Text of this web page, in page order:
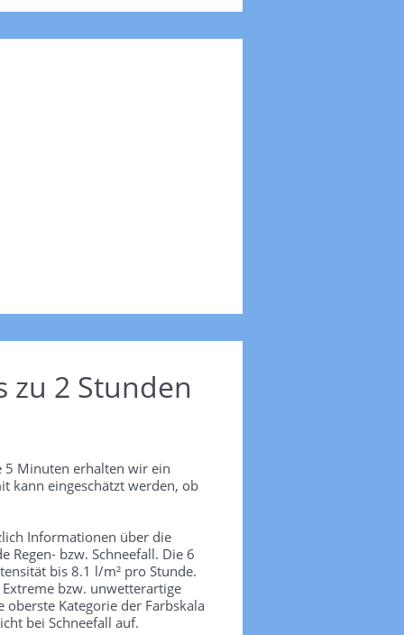
zu 2 Stunden
5 Minuten erhalten wir ein
kann eingeschätzt werden, ob
Informationen über die
Regen- bzw. Schneefall. Die 6
bis 8.1 l/m² pro Stunde.
bzw. unwetterartige
Kategorie der Farbskala
bei Schneefall auf.